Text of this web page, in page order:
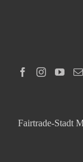
Fairtrade-Stadt